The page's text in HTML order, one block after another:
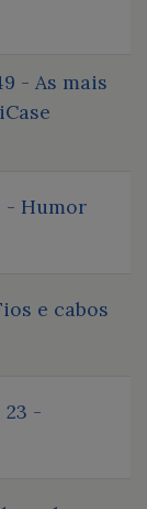
- As mais
- Humor
e cabos
23 -